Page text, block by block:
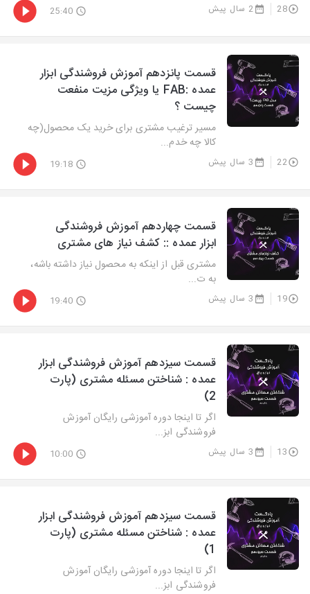
28 2 سال پیش 25:40
قسمت پانزدهم آموزش فروشندگی ابزار
عمده :FAB یا ویژگی مزیت منفعت
چیست ؟
مسیر ترغیب مشتری برای خرید یک محصول(چه
کالا چه خدم...
22 3 سال پیش 19:18
قسمت چهاردهم آموزش فروشندگی
ابزار عمده :: کشف نیاز های مشتری
مشتری قبل از اینکه به محصول نیاز داشته باشه،‌
به ت...
19 3 سال پیش 19:40
قسمت سیزدهم آموزش فروشندگی ابزار
عمده : شناختن مسئله مشتری (پارت
2)
اگر تا اینجا دوره آموزشی رایگان آموزش
فروشندگی ابز...
13 3 سال پیش 10:00
قسمت سیزدهم آموزش فروشندگی ابزار
عمده : شناختن مسئله مشتری (پارت
1)
اگر تا اینجا دوره آموزشی رایگان آموزش
فروشندگی ابز...